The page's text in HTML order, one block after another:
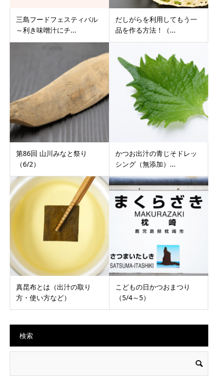
三島フードフェスティバル
～利き味噌汁にチ...
だしがらを利用してもう一
品を作る方法！（...
第86回 山川みなと祭り
（6/2）
かつお出汁の青じそドレッ
シング（無添加）...
真昆布とは（出汁の取り
方・使い方など）
こどもの日かつおまつり
（5/4～5）
検索